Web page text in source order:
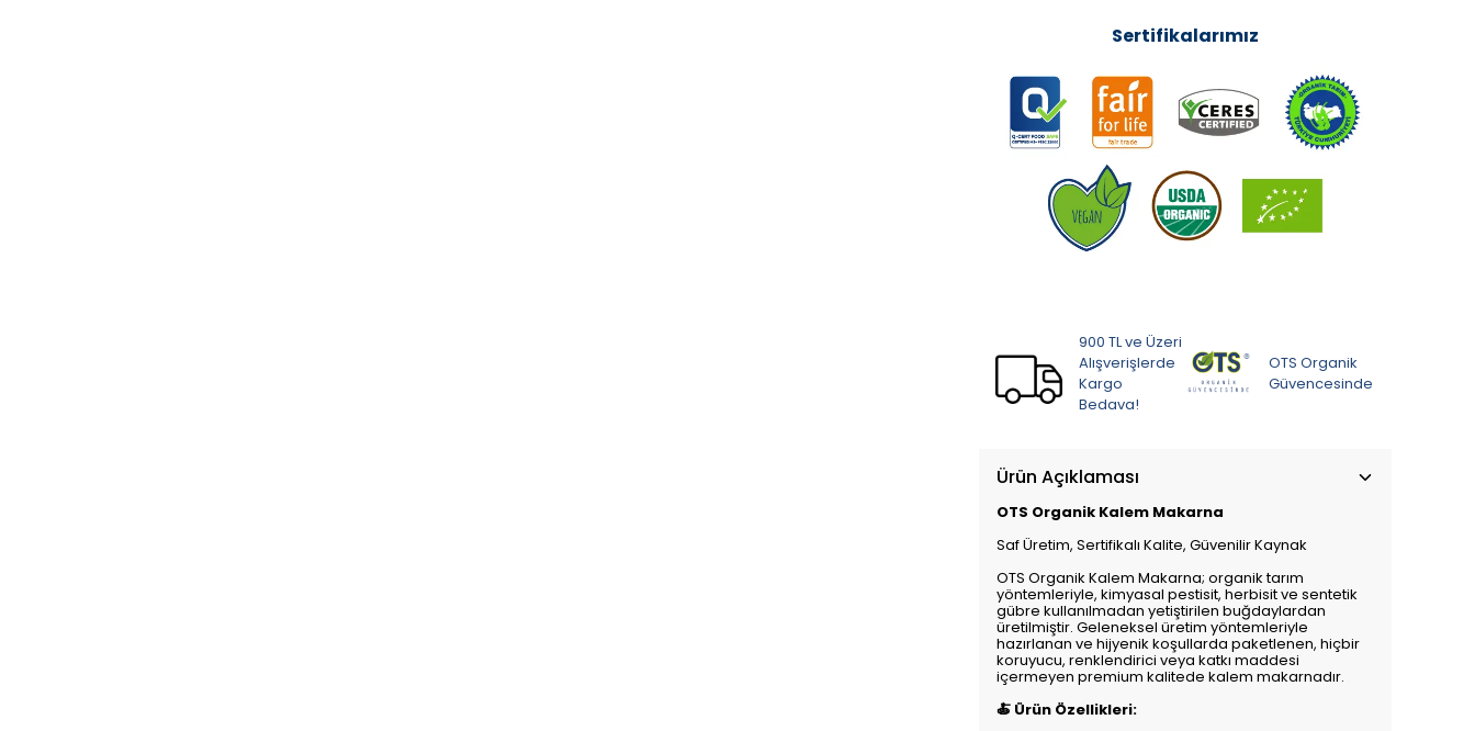
Sertifikalarımız
900 TL ve Üzeri
Alışverişlerde
Kargo
Bedava!
OTS Organik
Güvencesinde
Ürün Açıklaması
OTS Organik Kalem Makarna
Saf Üretim, Sertifikalı Kalite, Güvenilir Kaynak
OTS Organik Kalem Makarna; organik tarım
yöntemleriyle, kimyasal pestisit, herbisit ve sentetik
gübre kullanılmadan yetiştirilen buğdaylardan
üretilmiştir. Geleneksel üretim yöntemleriyle
hazırlanan ve hijyenik koşullarda paketlenen, hiçbir
koruyucu, renklendirici veya katkı maddesi
içermeyen premium kalitede kalem makarnadır.
🍝 Ürün Özellikleri: